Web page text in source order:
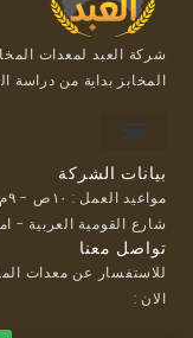
شركة العبد لمعدات
المخابز بداية من دراسة
بيانات الشركة
مواعيد العمل : ١٠ص - ٩م
شارع القومية العربية -
تواصل معنا
للاستفسار عن معدات
الان :